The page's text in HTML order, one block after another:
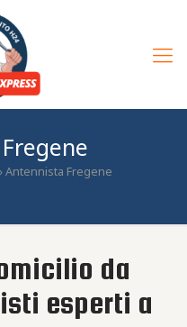
Antennista Fregene
da
esperti a